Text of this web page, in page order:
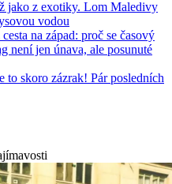
jako z exotiky. Lom Maledivy
vodou
na západ: proč se časový
není jen únava, ale posunuté
to skoro zázrak! Pár posledních